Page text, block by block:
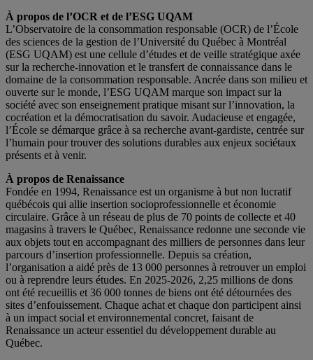
À propos de l’OCR et de l’ESG UQAM
L’Observatoire de la consommation responsable (OCR) de l’École
des sciences de la gestion de l’Université du Québec à Montréal
(ESG UQAM) est une cellule d’études et de veille stratégique axée
sur la recherche-innovation et le transfert de connaissance dans le
domaine de la consommation responsable. Ancrée dans son milieu et
ouverte sur le monde, l’ESG UQAM marque son impact sur la
société avec son enseignement pratique misant sur l’innovation, la
cocréation et la démocratisation du savoir. Audacieuse et engagée,
l’École se démarque grâce à sa recherche avant-gardiste, centrée sur
l’humain pour trouver des solutions durables aux enjeux sociétaux
présents et à venir.
À propos de Renaissance
Fondée en 1994, Renaissance est un organisme à but non lucratif
québécois qui allie insertion socioprofessionnelle et économie
circulaire. Grâce à un réseau de plus de 70 points de collecte et 40
magasins à travers le Québec, Renaissance redonne une seconde vie
aux objets tout en accompagnant des milliers de personnes dans leur
parcours d’insertion professionnelle. Depuis sa création,
l’organisation a aidé près de 13 000 personnes à retrouver un emploi
ou à reprendre leurs études. En 2025-2026, 2,25 millions de dons
ont été recueillis et 36 000 tonnes de biens ont été détournées des
sites d’enfouissement. Chaque achat et chaque don participent ainsi
à un impact social et environnemental concret, faisant de
Renaissance un acteur essentiel du développement durable au
Québec.